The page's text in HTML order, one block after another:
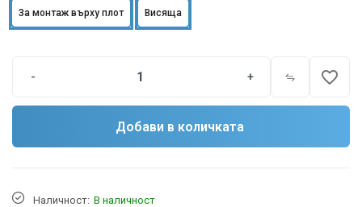
Висяща
За монтаж върху плот
- + favorite_border
Добави в количката
Наличност: В наличност